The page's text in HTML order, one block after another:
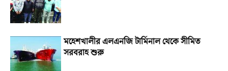
মহেশখালীর এলএনজি টার্মিনাল থেকে সীমিত
সরবরাহ শুরু